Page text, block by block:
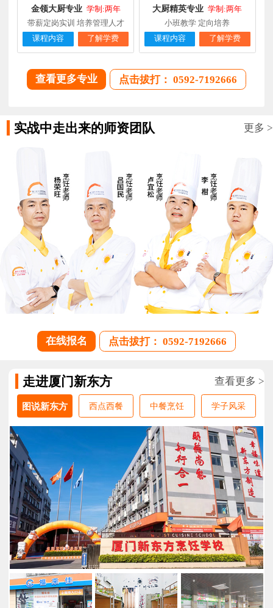
金领大厨专业 学制:两年
带薪定岗实训 培养管理人才
课程内容
了解学费
大厨精英专业 学制:两年
小班教学 定向培养
课程内容
了解学费
查看更多专业 点击拔打： 0592-7192666
实战中走出来的师资团队 更多 >
在线报名 点击拔打： 0592-7192666
走进厦门新东方 查看更多 >
图说新东方 西点西餐 中餐烹饪 学子风采